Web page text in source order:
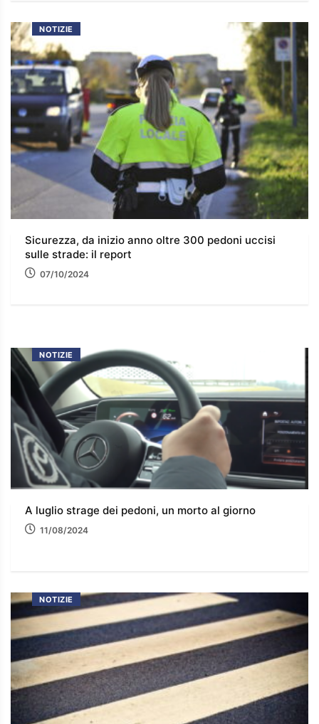
NOTIZIE
Sicurezza, da inizio anno oltre 300 pedoni uccisi
sulle strade: il report
07/10/2024
NOTIZIE
A luglio strage dei pedoni, un morto al giorno
11/08/2024
NOTIZIE